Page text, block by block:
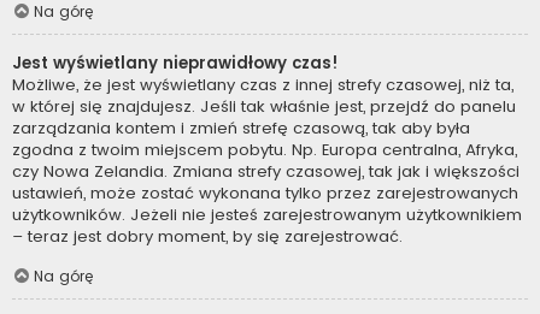
Na górę
Jest wyświetlany nieprawidłowy czas!
Możliwe, że jest wyświetlany czas z innej strefy czasowej, niż ta,
w której się znajdujesz. Jeśli tak właśnie jest, przejdź do panelu
zarządzania kontem i zmień strefę czasową, tak aby była
zgodna z twoim miejscem pobytu. Np. Europa centralna, Afryka,
czy Nowa Zelandia. Zmiana strefy czasowej, tak jak i większości
ustawień, może zostać wykonana tylko przez zarejestrowanych
użytkowników. Jeżeli nie jesteś zarejestrowanym użytkownikiem
– teraz jest dobry moment, by się zarejestrować.
Na górę